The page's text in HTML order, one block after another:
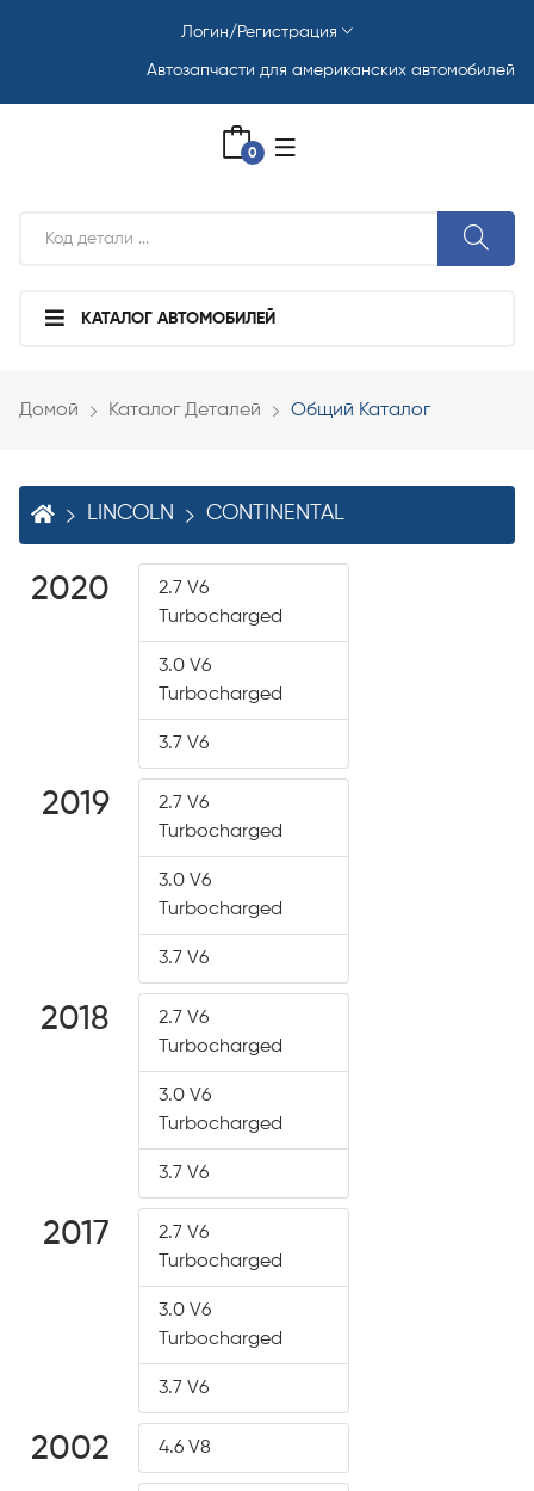
Автозапчасти для американских автомобилей
Логин/Регистрация
0
КАТАЛОГ АВТОМОБИЛЕЙ
Домой Каталог Деталей Общий Каталог
LINCOLN CONTINENTAL
2020
2.7 V6
Turbocharged
3.0 V6
Turbocharged
3.7 V6
2019
2.7 V6
Turbocharged
3.0 V6
Turbocharged
3.7 V6
2018
2.7 V6
Turbocharged
3.0 V6
Turbocharged
3.7 V6
2017
2.7 V6
Turbocharged
3.0 V6
Turbocharged
3.7 V6
2002 4.6 V8